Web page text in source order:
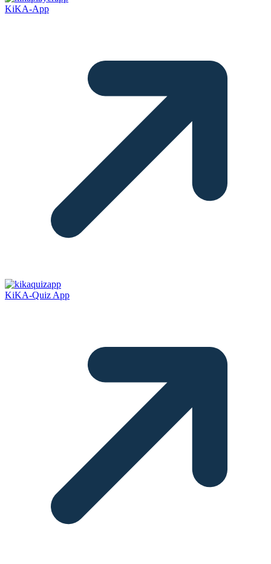
KiKA-App
KiKA-Quiz App